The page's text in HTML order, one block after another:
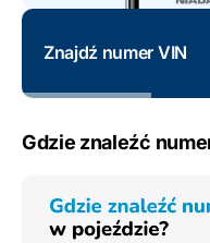
Znajdź numer VIN
Gdzie znaleźć